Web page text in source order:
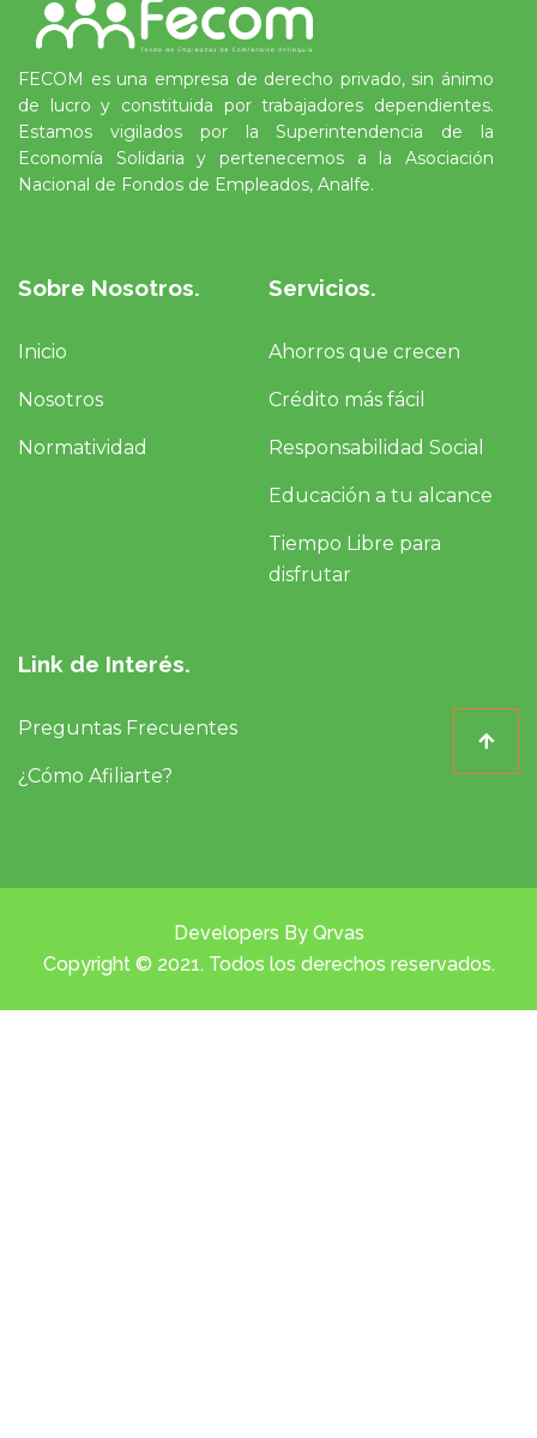
FECOM es una empresa de derecho privado, sin ánimo
de lucro y constituida por trabajadores dependientes.
Estamos vigilados por la Superintendencia de la
Economía Solidaria y pertenecemos a la Asociación
Nacional de Fondos de Empleados, Analfe.
Sobre Nosotros.
Inicio
Nosotros
Normatividad
Servicios.
Ahorros que crecen
Crédito más fácil
Responsabilidad Social
Educación a tu alcance
Tiempo Libre para
disfrutar
Link de Interés.
Preguntas Frecuentes
¿Cómo Afiliarte?
Developers By Qrvas
Copyright © 2021. Todos los derechos reservados.